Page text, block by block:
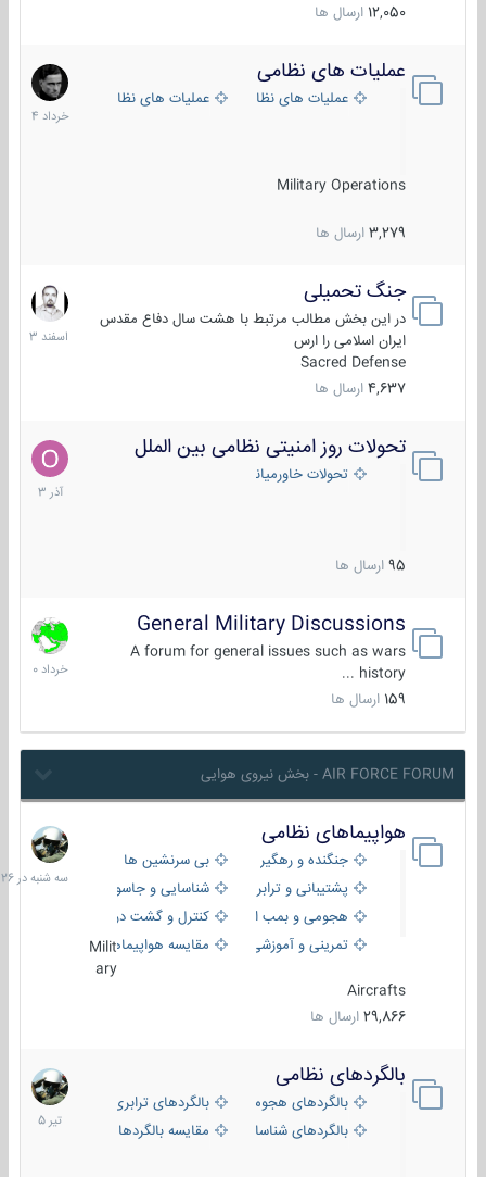
12,050 ارسال ها
عملیات های نظامی
عملیات های نظامی ایرانعملیات های نظامی خارجی
Military Operations
3,279 ارسال ها
5
خرداد
1404
جنگ تحمیلی
در این بخش مطالب مرتبط با هشت سال دفاع مقدس
ایران اسلامی را ارس
Sacred Defense
4,637 ارسال ها
20
اسفند
1403
تحولات روز امنیتی نظامی بین الملل
تحولات خاورمیانه
95 ارسال ها
21
آذر
1403
General Military Discussions
A forum for general issues such as wars
history ...
159 ارسال ها
10
خرداد
1400
AIR FORCE FORUM - بخش نیروی هوایی
هواپیماهای نظامی
جنگنده و رهگیر
بی سرنشین ها
پشتیبانی و ترابری
شناسایی و جاسوسی
هجومی و بمب افکن
کنترل و گشت دریایی
تمرینی و آموزشی
مقایسه هواپیماهاMilit
ary
Aircrafts
29,866 ارسال ها
سه
شنبه
در
بالگردهای نظامی
بالگردهای هجومی
بالگردهای ترابری
بالگردهای شناسایی
مقایسه بالگردها
22
تیر
1405